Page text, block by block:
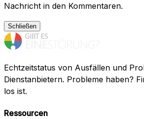
Nachricht in den Kommentaren.
Schließen
Echtzeitstatus von Ausfällen und
Dienstanbietern. Probleme haben?
los ist.
Ressourcen